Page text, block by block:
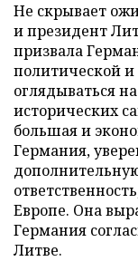
Не скрывает
и президент
призвала
политической и
оглядываться
исторических
большая и
Германия,
Европе. Она
Германия
Литве.